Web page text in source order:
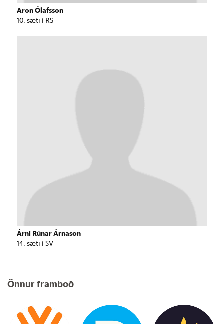
Aron Ólafsson
10. sæti í RS
Árni Rúnar Árnason
14. sæti í SV
Önnur framboð